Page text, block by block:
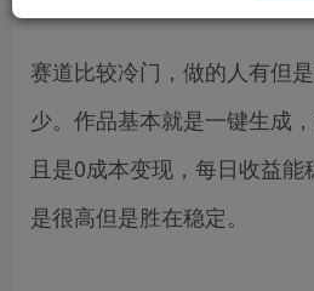
赛道比较冷门，做的人有但
少。作品基本就是一键生成
且是0成本变现，每日收益
是很高但是胜在稳定。